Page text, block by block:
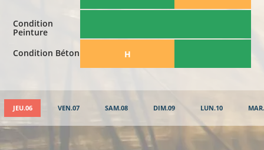
Condition
Peinture
Condition Béton
​H
JEU.06 VEN.07 SAM.08 DIM.09 LUN.10